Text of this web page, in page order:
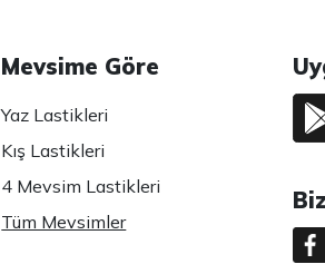
Mevsime Göre
Yaz Lastikleri
Kış Lastikleri
4 Mevsim Lastikleri
Tüm Mevsimler